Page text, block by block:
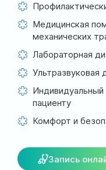
ул.
Медицинская
механических
Лабораторная
Ультразвуковая
пациенту
Комфорт и
Запись